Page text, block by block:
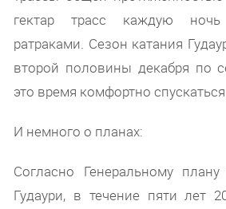
гектар трасс каждую ночь
ратраками. Сезон катания
второй половины декабря по
это время комфортно
И немного о планах:
Согласно Генеральному
Гудаури, в течение пяти лет